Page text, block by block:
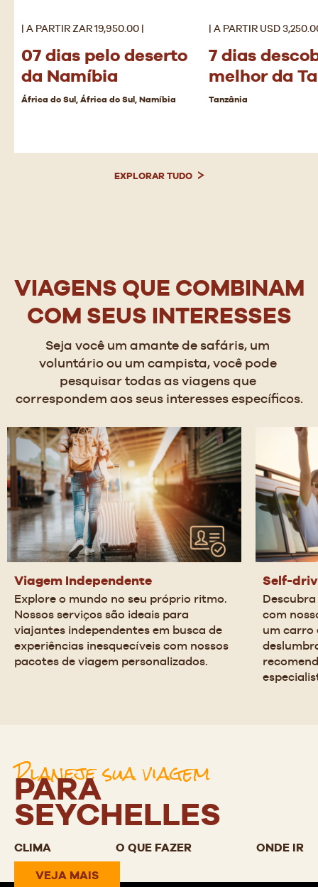
| A PARTIR ZAR 19,950.00 |
07 dias pelo deserto
da Namíbia
África do Sul, África do Sul, Namíbia
| A PARTIR USD
7 dias
melhor da
Tanzânia
EXPLORAR TUDO
VIAGENS QUE COMBINAM
COM SEUS INTERESSES
Seja você um amante de safáris, um
voluntário ou um campista, você pode
pesquisar todas as viagens que
correspondem aos seus interesses específicos.
Viagem Independente
Explore o mundo no seu próprio ritmo.
Nossos serviços são ideais para
viajantes independentes em busca de
experiências inesquecíveis com nossos
pacotes de viagem personalizados.
Self-
com
um carro
Planeje sua viagem
PARA
SEYCHELLES
CLIMA O QUE FAZER ONDE IR
VEJA MAIS